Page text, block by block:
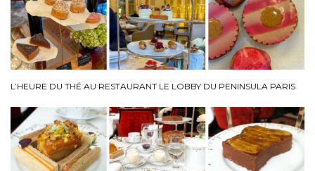
L’HEURE DU THÉ AU RESTAURANT LE LOBBY DU PENINSULA PARIS